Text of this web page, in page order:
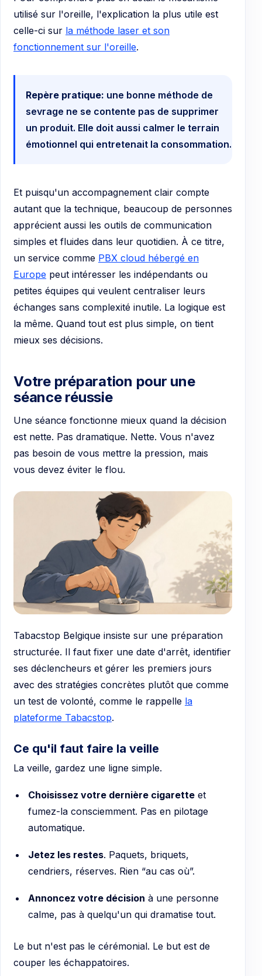
utilisé sur l'oreille, l'explication la plus utile est
celle-ci sur la méthode laser et son
fonctionnement sur l'oreille.
Repère pratique: une bonne méthode de
sevrage ne se contente pas de supprimer
un produit. Elle doit aussi calmer le terrain
émotionnel qui entretenait la consommation.
Et puisqu'un accompagnement clair compte
autant que la technique, beaucoup de personnes
apprécient aussi les outils de communication
simples et fluides dans leur quotidien. À ce titre,
un service comme PBX cloud hébergé en
Europe peut intéresser les indépendants ou
petites équipes qui veulent centraliser leurs
échanges sans complexité inutile. La logique est
la même. Quand tout est plus simple, on tient
mieux ses décisions.
Votre préparation pour une
séance réussie
Une séance fonctionne mieux quand la décision
est nette. Pas dramatique. Nette. Vous n'avez
pas besoin de vous mettre la pression, mais
vous devez éviter le flou.
Tabacstop Belgique insiste sur une préparation
structurée. Il faut fixer une date d'arrêt, identifier
ses déclencheurs et gérer les premiers jours
avec des stratégies concrètes plutôt que comme
un test de volonté, comme le rappelle la
plateforme Tabacstop.
Ce qu'il faut faire la veille
La veille, gardez une ligne simple.
Choisissez votre dernière cigaretteet
fumez-la consciemment. Pas en pilotage
automatique.
Jetez les restes. Paquets, briquets,
cendriers, réserves. Rien “au cas où”.
Annoncez votre décision à une personne
calme, pas à quelqu'un qui dramatise tout.
Le but n'est pas le cérémonial. Le but est de
couper les échappatoires.